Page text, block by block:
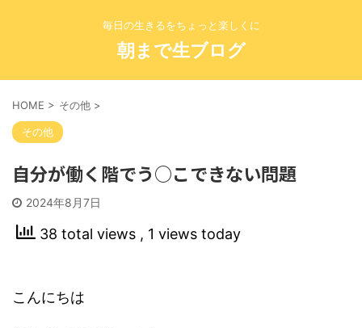
毎日の生きるをちょっと楽しくに
朝まで生ブログ
HOME > その他 >
その他
自分が働く階でう○こできない問題
2024年8月7日
38 total views , 1 views today
こんにちは